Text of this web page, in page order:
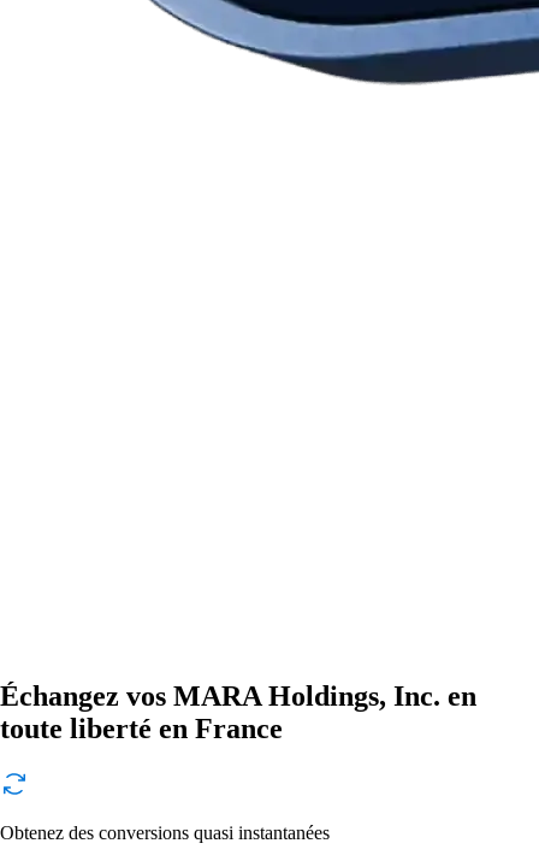
Échangez vos MARA Holdings, Inc. en
toute liberté en France
Obtenez des conversions quasi instantanées